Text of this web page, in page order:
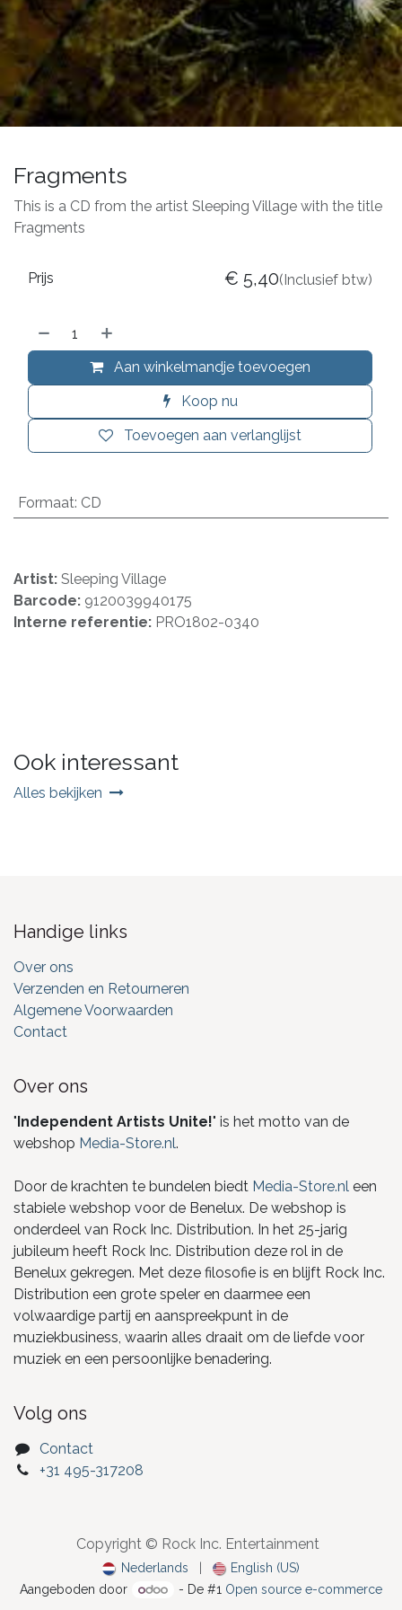
Fragments
This is a CD from the artist Sleeping Village with the title
Fragments
Aan winkelmandje toevoegen
Koop nu
Toevoegen aan verlanglijst
Prijs € 5,40(Inclusief btw)
Formaat: CD
Artist: Sleeping Village
Barcode: 9120039940175
Interne referentie: PRO1802-0340
Ook interessant
Alles bekijken
Handige links
Over ons
Verzenden en Retourneren
Algemene Voorwaarden
Contact
Over ons
"Independent Artists Unite!" is het motto van de
webshop Media-Store.nl.
Door de krachten te bundelen biedt Media-Store.nl een
stabiele webshop voor de Benelux. De webshop is
onderdeel van Rock Inc. Distribution. In het 25-jarig
jubileum heeft Rock Inc. Distribution deze rol in de
Benelux gekregen. Met deze filosofie is en blijft Rock Inc.
Distribution een grote speler en daarmee een
volwaardige partij en aanspreekpunt in de
muziekbusiness, waarin alles draait om de liefde voor
muziek en een persoonlijke benadering.
Volg ons
Contact
+31 495-317208
Copyright © Rock Inc. Entertainment
Nederlands
English (US)
Aangeboden door
- De #1 Open source e-commerce